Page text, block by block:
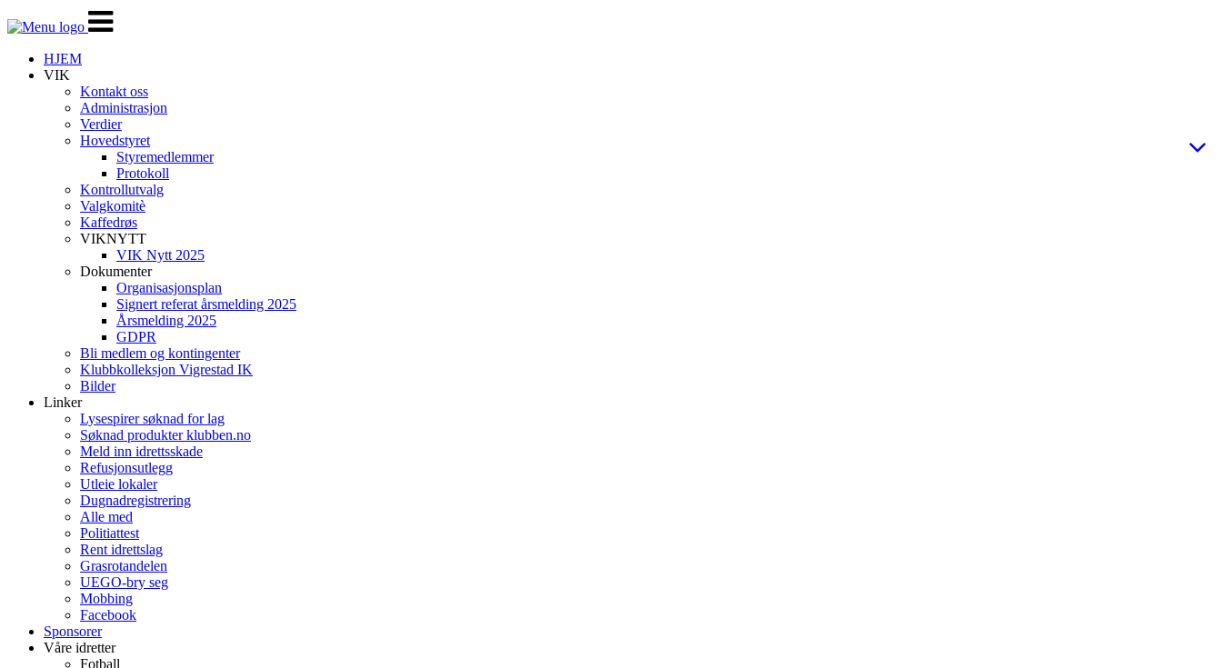
Veksle
navigasjon
HJEM
VIK
Kontakt oss
Administrasjon
Verdier
Hovedstyret
Styremedlemmer
Protokoll
Kontrollutvalg
Valgkomitè
Kaffedrøs
VIKNYTT
VIK Nytt 2025
Dokumenter
Organisasjonsplan
Signert referat årsmelding 2025
Årsmelding 2025
GDPR
Bli medlem og kontingenter
Klubbkolleksjon Vigrestad IK
Bilder
Linker
Lysespirer søknad for lag
Søknad produkter klubben.no
Meld inn idrettsskade
Refusjonsutlegg
Utleie lokaler
Dugnadregistrering
Alle med
Politiattest
Rent idrettslag
Grasrotandelen
UEGO-bry seg
Mobbing
Facebook
Sponsorer
Våre idretter
Fotball